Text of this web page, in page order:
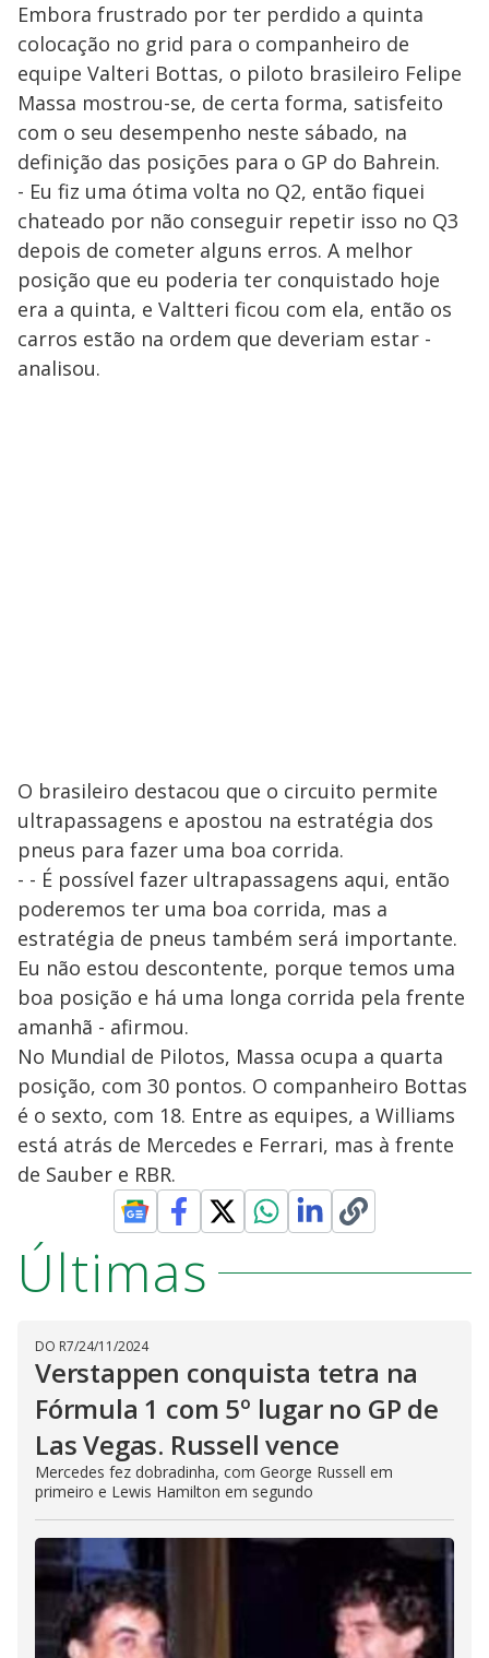
Embora frustrado por ter perdido a quinta
colocação no grid para o companheiro de
equipe Valteri Bottas, o piloto brasileiro Felipe
Massa mostrou-se, de certa forma, satisfeito
com o seu desempenho neste sábado, na
definição das posições para o GP do Bahrein.
- Eu fiz uma ótima volta no Q2, então fiquei
chateado por não conseguir repetir isso no Q3
depois de cometer alguns erros. A melhor
posição que eu poderia ter conquistado hoje
era a quinta, e Valtteri ficou com ela, então os
carros estão na ordem que deveriam estar -
analisou.
O brasileiro destacou que o circuito permite
ultrapassagens e apostou na estratégia dos
pneus para fazer uma boa corrida.
- - É possível fazer ultrapassagens aqui, então
poderemos ter uma boa corrida, mas a
estratégia de pneus também será importante.
Eu não estou descontente, porque temos uma
boa posição e há uma longa corrida pela frente
amanhã - afirmou.
No Mundial de Pilotos, Massa ocupa a quarta
posição, com 30 pontos. O companheiro Bottas
é o sexto, com 18. Entre as equipes, a Williams
está atrás de Mercedes e Ferrari, mas à frente
de Sauber e RBR.
Últimas
DO R7/24/11/2024
Verstappen conquista tetra na
Fórmula 1 com 5º lugar no GP de
Las Vegas. Russell vence
Mercedes fez dobradinha, com George Russell em
primeiro e Lewis Hamilton em segundo